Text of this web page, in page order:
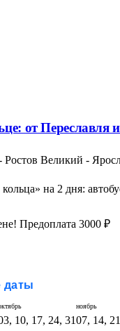
от
Ростов Великий -
на 2 дня:
Предоплата 3000 ₽
даты
10, 17, 24, 31
ноябрь
07, 14,